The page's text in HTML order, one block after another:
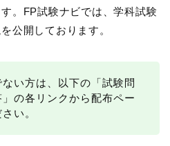
。FP試験ナビでは、学科試験
公開しております。
い方は、以下の「試験問
の各リンクから配布ペー
い。